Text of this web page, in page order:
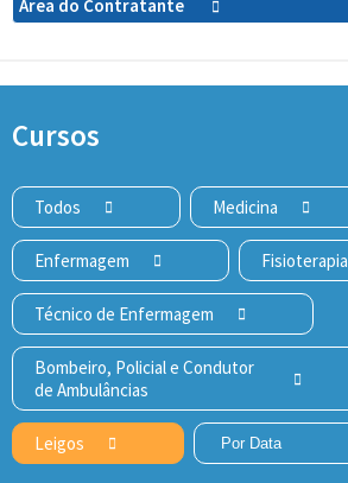
Área do Contratante
Cursos
Todos Medicina
Enfermagem Fisioterapia
Técnico de Enfermagem
Bombeiro, Policial e Condutor
de Ambulâncias
Leigos